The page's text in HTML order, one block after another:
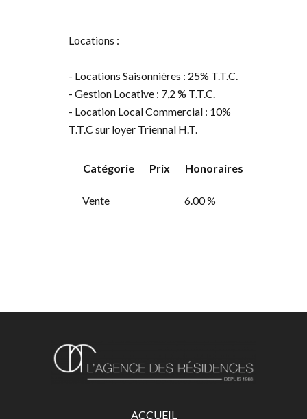
Locations :
- Locations Saisonnières : 25% T.T.C.
- Gestion Locative : 7,2 % T.T.C.
- Location Local Commercial : 10%
T.T.C sur loyer Triennal H.T.
Catégorie Prix Honoraires
Vente 6.00 %
ACCUEIL